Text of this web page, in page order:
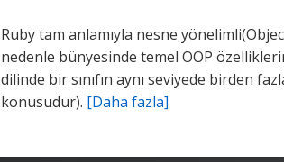
Ruby tam anlamıyla nesne
nedenle bünyesinde temel OOP
dilinde bir sınıfın aynı seviyede birden
konusudur). [Daha fazla]